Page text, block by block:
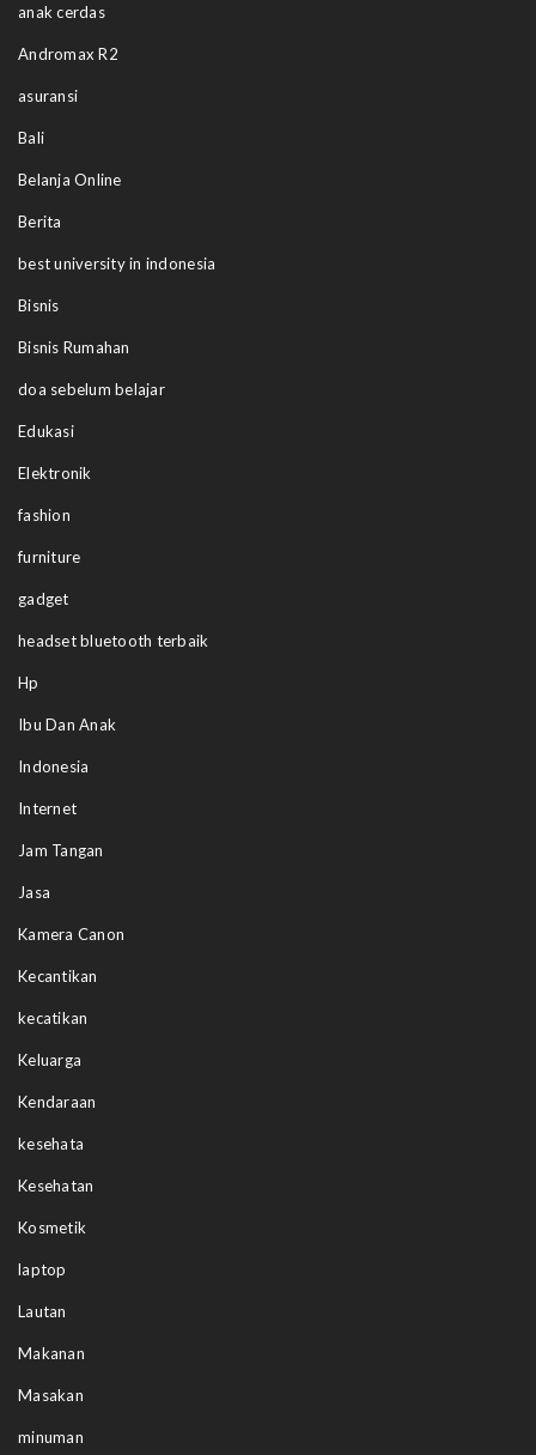
anak cerdas
Andromax R2
asuransi
Bali
Belanja Online
Berita
best university in indonesia
Bisnis
Bisnis Rumahan
doa sebelum belajar
Edukasi
Elektronik
fashion
furniture
gadget
headset bluetooth terbaik
Hp
Ibu Dan Anak
Indonesia
Internet
Jam Tangan
Jasa
Kamera Canon
Kecantikan
kecatikan
Keluarga
Kendaraan
kesehata
Kesehatan
Kosmetik
laptop
Lautan
Makanan
Masakan
minuman